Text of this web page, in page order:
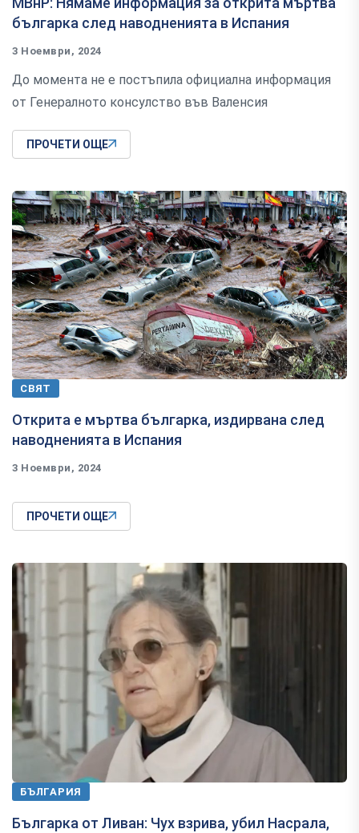
българка след наводненията в Испания
3 Ноември, 2024
До момента не е постъпила официална информация
от Генералното консулство във Валенсия
ПРОЧЕТИ ОЩЕ
СВЯТ
Открита е мъртва българка, издирвана след
наводненията в Испания
3 Ноември, 2024
ПРОЧЕТИ ОЩЕ
БЪЛГАРИЯ
Българка от Ливан: Чух взрива, убил Насрала,